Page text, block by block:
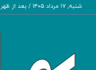
شنبه, ۱۷ مرداد ۱۴۰۵ / بعد از ظهر /